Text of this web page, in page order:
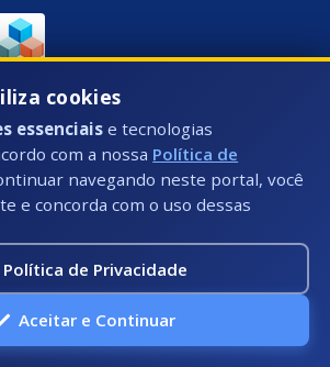
Nº 79 - Centro, Presidente
29350-000
cookies
essenciais e tecnologias
com a nossa Política de
navegando neste portal, você
e concorda com o uso dessas
Política de Privacidade
Aceitar e Continuar